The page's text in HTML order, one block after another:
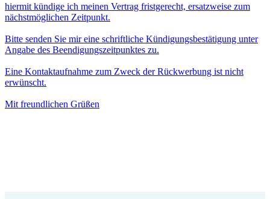
hiermit kündige ich meinen Vertrag fristgerecht, ersatzweise zum
nächstmöglichen Zeitpunkt.
Bitte senden Sie mir eine schriftliche Kündigungsbestätigung unter
Angabe des Beendigungszeitpunktes zu.
Eine Kontaktaufnahme zum Zweck der Rückwerbung ist nicht
erwünscht.
Mit freundlichen Grüßen